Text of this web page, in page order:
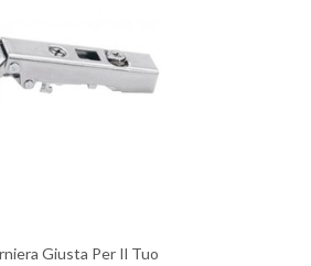
Giusta Per Il Tuo